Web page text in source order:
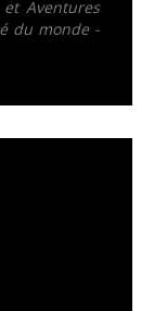
Aventures
du monde -